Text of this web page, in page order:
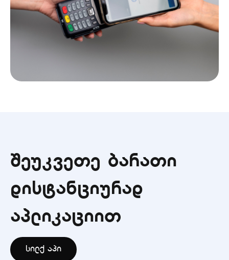
შეუკვეთე ბარათი
დისტანციურად
აპლიკაციით
სილქ აპი